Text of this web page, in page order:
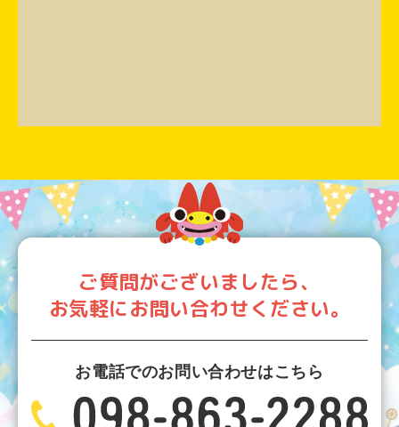
ご質問がございましたら、
お気軽にお問い合わせください。
お電話でのお問い合わせはこちら